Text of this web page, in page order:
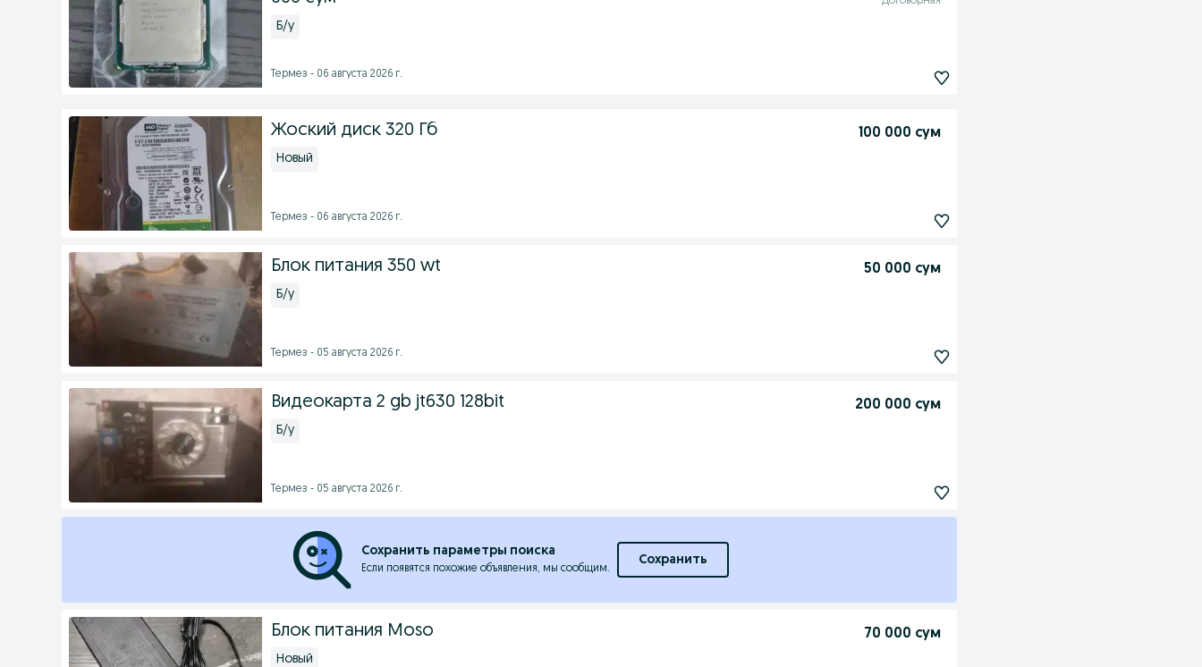
Б/у
Термез - 06 августа 2026 г.
Жоский диск 320 Гб 100 000 сум
Новый
Термез - 06 августа 2026 г.
Блок питания 350 wt 50 000 сум
Б/у
Термез - 05 августа 2026 г.
Видеокарта 2 gb jt630 128bit 200 000 сум
Б/у
Термез - 05 августа 2026 г.
Сохранить параметры поиска
Если появятся похожие объявления, мы сообщим.
Сохранить
Блок питания Moso 70 000 сум
Новый